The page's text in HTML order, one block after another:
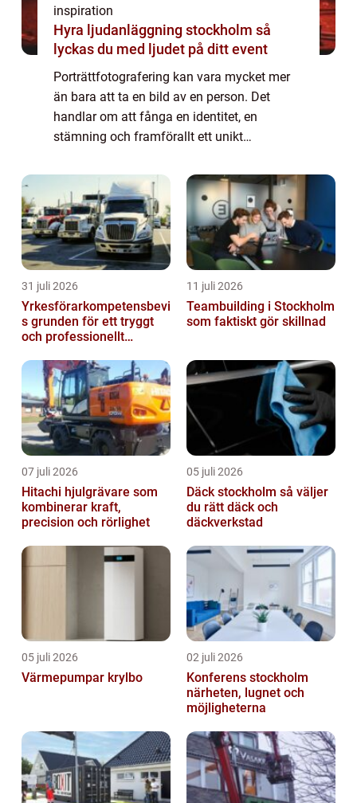
inspiration
Hyra ljudanläggning stockholm så
lyckas du med ljudet på ditt event
Porträttfotografering kan vara mycket mer
än bara att ta en bild av en person. Det
handlar om att fånga en identitet, en
stämning och framförallt ett unikt
ljus och skift...
31 juli 2026
Yrkesförarkompetensbevi
s grunden för ett tryggt
och professionellt
11 juli 2026
Teambuilding i Stockholm
som faktiskt gör skillnad
07 juli 2026
Hitachi hjulgrävare som
kombinerar kraft,
precision och rörlighet
05 juli 2026
Däck stockholm så väljer
du rätt däck och
däckverkstad
05 juli 2026
Värmepumpar krylbo
02 juli 2026
Konferens stockholm
närheten, lugnet och
möjligheterna